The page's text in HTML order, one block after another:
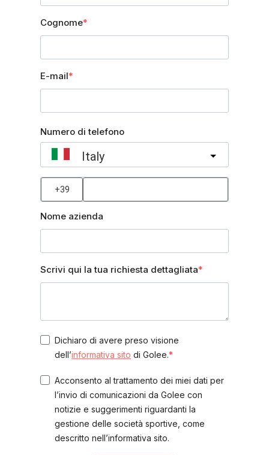
Cognome
E-mail
Numero di telefono
Italy
Nome azienda
Scrivi qui la tua richiesta dettagliata
Dichiaro di avere preso visione
dell’informativa sito di Golee.
Acconsento al trattamento dei miei dati per
l’invio di comunicazioni da Golee con
notizie e suggerimenti riguardanti la
gestione delle società sportive, come
descritto nell’informativa sito.